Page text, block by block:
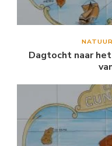
Dagtocht naar